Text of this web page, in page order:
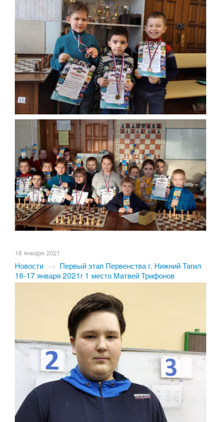
18 января 2021
Новости → Первый этап Первенства г. Нижний Тагил
16-17 января 2021г 1 место Матвей Трифонов